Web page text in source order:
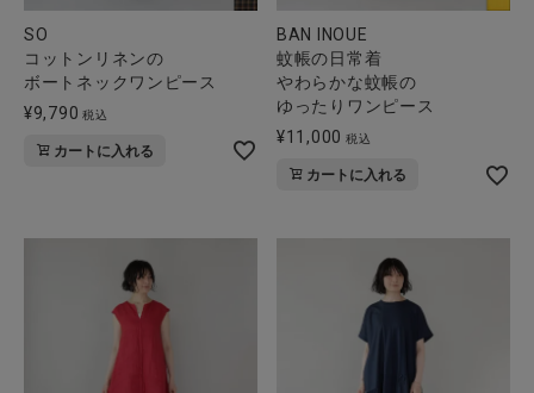
SO
コットンリネンの
ボートネックワンピース
¥9,790 税込
カートに入れる
BAN INOUE
蚊帳の日常着
やわらかな蚊帳の
ゆったりワンピース
¥11,000 税込
カートに入れる